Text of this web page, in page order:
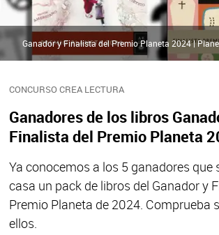
CONCURSO CREA LECTURA
Ganadores de los libros
Finalista del Premio Planeta
Ya conocemos a los 5 ganadores que
casa un pack de libros del Ganador y
Premio Planeta de 2024. Comprueba
ellos.
Ganador y Finalista del Premio Planeta 2024 |